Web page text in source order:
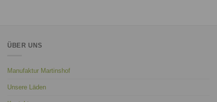
ÜBER UNS
Manufaktur Martinshof
Unsere Läden